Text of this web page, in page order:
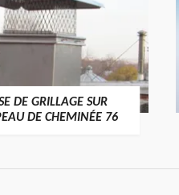
DE GRILLAGE SUR
DE CHEMINÉE 76